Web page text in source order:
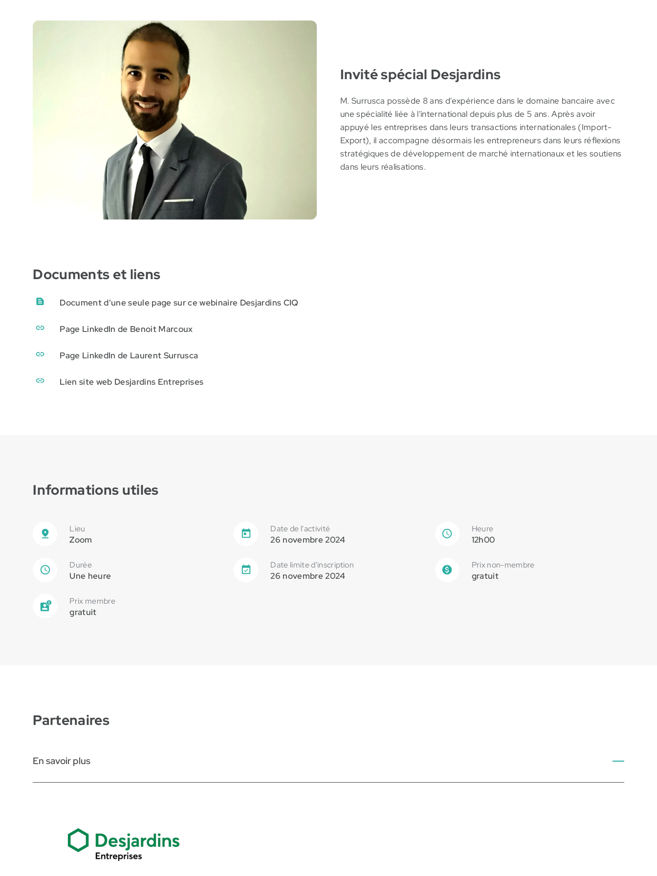
gestionnaire. Depuis 2019, son expérience s’ajoute à celle de l’équipe de Desjardins, en appui à ses entreprises membres et clientes. M. Marcoux détient
une maîtrise en finance de l’Université de Sherbrooke et le titre de Chartered Financial Analyst (CFA).
Invité spécial Desjardins
M. Surrusca possède 8 ans d'expérience dans le domaine bancaire avec
une spécialité liée à l'international depuis plus de 5 ans. Après avoir
appuyé les entreprises dans leurs transactions internationales (Import-
Export), il accompagne désormais les entrepreneurs dans leurs réflexions
stratégiques de développement de marché internationaux et les soutiens
dans leurs réalisations.
Documents et liens
Document d'une seule page sur ce webinaire Desjardins CIQ
Page LinkedIn de Benoit Marcoux
Page LinkedIn de Laurent Surrusca
Lien site web Desjardins Entreprises
Informations utiles
Lieu
Zoom
Date de l'activité
26 novembre 2024
Heure
12h00
Durée
Une heure
Date limite d'inscription
26 novembre 2024
Prix non-membre
gratuit
Prix membre
gratuit
Partenaires
En savoir plus